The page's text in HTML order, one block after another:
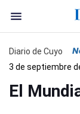
Diario de Cuyo
3 de septiembre
El